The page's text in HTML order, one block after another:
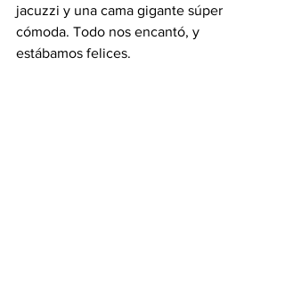
jacuzzi y una cama gigante súper
cómoda. Todo nos encantó, y
estábamos felices.